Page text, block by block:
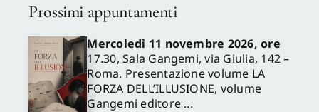
Prossimi appuntamenti
Mercoledì 11 novembre 2026, ore
17.30, Sala Gangemi, via Giulia, 142 –
Roma. Presentazione volume LA
FORZA DELL’ILLUSIONE, volume
Gangemi editore ...